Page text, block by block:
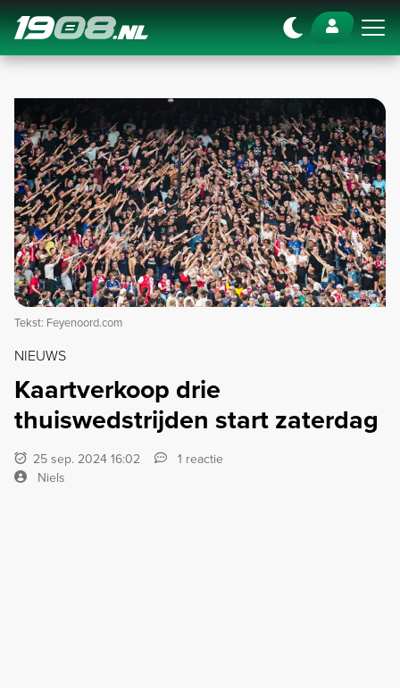
Navigation
Tekst: Feyenoord.com
NIEUWS
Kaartverkoop drie
thuiswedstrijden start zaterdag
25 sep. 2024 16:02
1 reactie
Niels